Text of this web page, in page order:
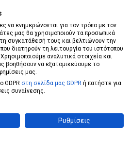
να ενημερώνονται για τον τρόπο με τον
μας θα χρησιμοποιούν τα προσωπικά
συγκατάθεσή τους και βελτιώνουν την
διατηρούν τη λειτουργία του ιστότοπου
αναλυτικά στοιχεία και
βοηθήσουν να εξατομικεύουμε το
μας.
GDPR στη σελίδα μας GDPR ή πατήστε για
συναίνεσης.
Ρυθμίσεις